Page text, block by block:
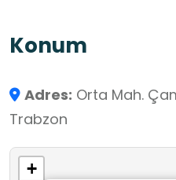
özelliği taşımaktadır.
Konum
Adres: Orta Mah.
Trabzon
+